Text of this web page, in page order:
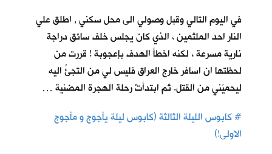
في اليوم التالي وقبل وصولي الى محل سكني , اطلق علي
النار احد الملثمين ، الذي كان يجلس خلف سائق دراجة
نارية مسرعة ، لكنه اخطأ الهدف بإعجوبة ! قررت من
لحظتها ان اسافر خارج العراق فليس لي من التجئُ اليه
ليحميَني من القتل. ثم ابتدأتْ رحلة الهجرة المضنية …
#كابوس الليلة الثالثة (كابوس ليلة يأجوج و مأجوج
الاولى!)